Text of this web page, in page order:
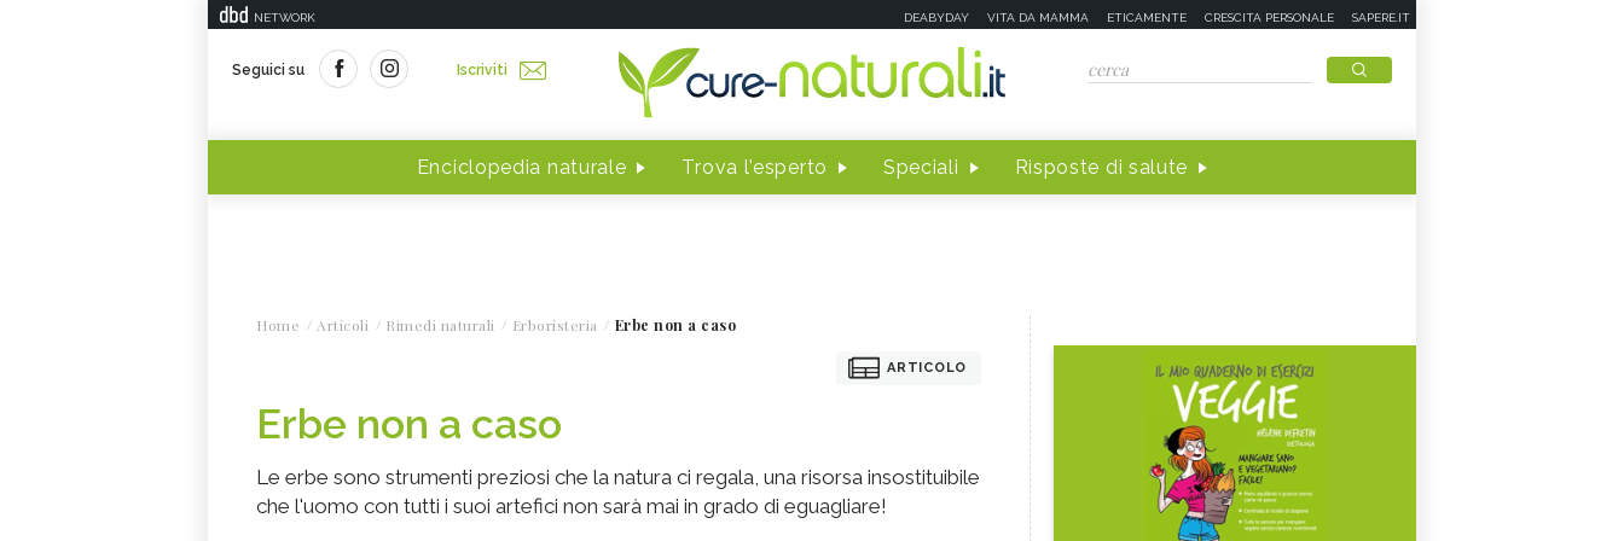
NETWORK DEABYDAY VITA DA MAMMA ETICAMENTE CRESCITA PERSONALE SAPERE.IT
Seguici su Iscriviti
Enciclopedia naturale Trova l'esperto Speciali Risposte di salute
Home Articoli Rimedi naturali Erboristeria Erbe non a caso
ARTICOLO
Erbe non a caso
Le erbe sono strumenti preziosi che la natura ci regala, una risorsa insostituibile
che l'uomo con tutti i suoi artefici non sarà mai in grado di eguagliare!